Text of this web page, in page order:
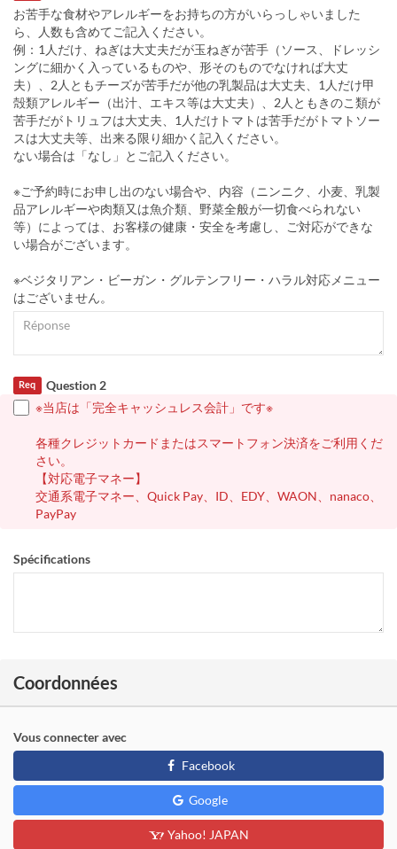
お苦手な食材やアレルギーをお持ちの方がいらっしゃいました
ら、人数も含めてご記入ください。
例：1人だけ、ねぎは大丈夫だが玉ねぎが苦手（ソース、ドレッシ
ングに細かく入っているものや、形そのものでなければ大丈
夫）、2人ともチーズが苦手だが他の乳製品は大丈夫、1人だけ甲
殻類アレルギー（出汁、エキス等は大丈夫）、2人ともきのこ類が
苦手だがトリュフは大丈夫、1人だけトマトは苦手だがトマトソー
スは大丈夫等、出来る限り細かく記入ください。
ない場合は「なし」とご記入ください。
※ご予約時にお申し出のない場合や、内容（ニンニク、小麦、乳製
品アレルギーや肉類又は魚介類、野菜全般が一切食べられない
等）によっては、お客様の健康・安全を考慮し、ご対応ができな
い場合がございます。
※ベジタリアン・ビーガン・グルテンフリー・ハラル対応メニュー
はございません。
Question 2
Req
※当店は「完全キャッシュレス会計」です※
各種クレジットカードまたはスマートフォン決済をご利用くだ
さい。
【対応電子マネー】
交通系電子マネー、Quick Pay、ID、EDY、WAON、nanaco、
PayPay
Spécifications
Coordonnées
Vous connecter avec
Facebook
Google
Yahoo! JAPAN